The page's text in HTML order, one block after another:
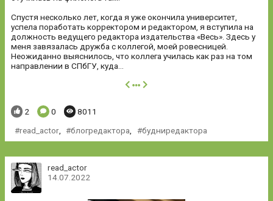
Спустя несколько лет, когда я уже окончила университет,
успела поработать корректором и редактором, я вступила на
должность ведущего редактора издательства «Весь». Здесь у
меня завязалась дружба с коллегой, моей ровесницей.
Неожиданно выяснилось, что коллега училась как раз на том
направлении в СПбГУ, куда...
далее
Понравилось:
2 Комментариев:
0 Просмотров:
8011
read_actor, блогредактора будниредактора
read_actor
14.07.2022